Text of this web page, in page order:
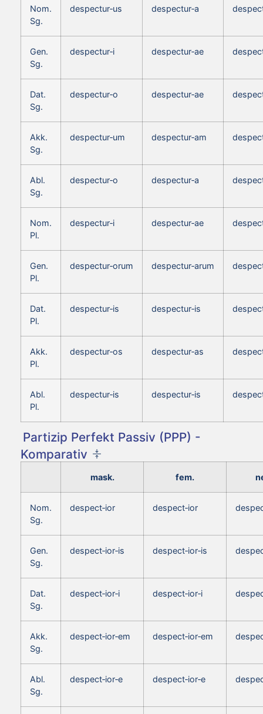
Nom.
Sg.
despectur‑us despectur‑a
Gen.
Sg.
despectur‑i despectur‑ae
Dat.
Sg.
despectur‑o despectur‑ae
Akk.
Sg.
despectur‑um despectur‑am
Abl.
Sg.
despectur‑o despectur‑a
Nom.
Pl.
despectur‑i despectur‑ae
Gen.
Pl.
despectur‑orum despectur‑arum
Dat.
Pl.
despectur‑is despectur‑is
Akk.
Pl.
despectur‑os despectur‑as
Abl.
Pl.
despectur‑is despectur‑is
Partizip Perfekt Passiv (PPP) -
Komparativ
mask. fem.
Nom.
Sg.
despect‑ior despect‑ior
Gen.
Sg.
despect‑ior‑is despect‑ior‑is
Dat.
Sg.
despect‑ior‑i despect‑ior‑i
Akk.
Sg.
despect‑ior‑em despect‑ior‑em
Abl.
Sg.
despect‑ior‑e despect‑ior‑e